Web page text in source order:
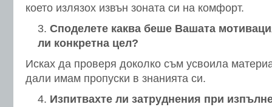
което излязох извън зоната си на комфорт.
Споделете каква беше Вашата
ли конкретна цел?
Исках да проверя доколко съм усвоила
дали имам пропуски в знанията си.
Изпитвахте ли затруднения при